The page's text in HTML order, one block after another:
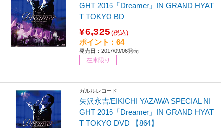
GHT 2016「Dreamer」IN GRAND HYAT
T TOKYO BD
¥6,325 (税込)
ポイント：64
発売日：2017/09/06発売
在庫限り
ガルルレコード
矢沢永吉/EIKICHI YAZAWA SPECIAL NI
GHT 2016「Dreamer」IN GRAND HYAT
T TOKYO DVD 【864】